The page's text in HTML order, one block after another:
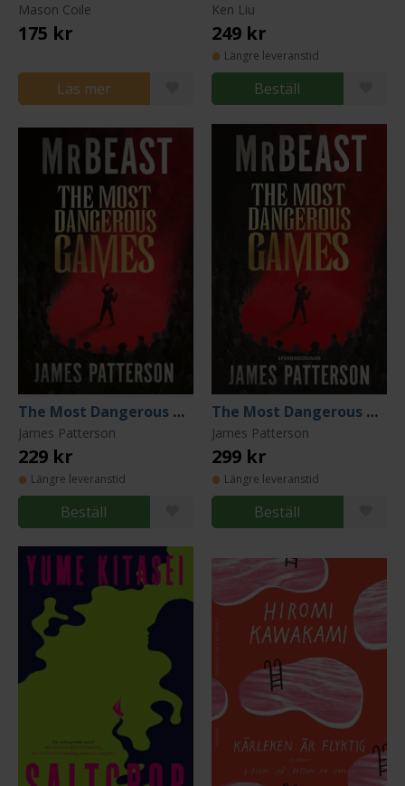
Mason Coile
175 kr
Läs mer
Ken Liu
249 kr
Längre leveranstid
Beställ
The Most Dangerous Games
James Patterson
229 kr
Längre leveranstid
Beställ
The Most Dangerous Games (svensk utgåva)
James Patterson
299 kr
Längre leveranstid
Beställ